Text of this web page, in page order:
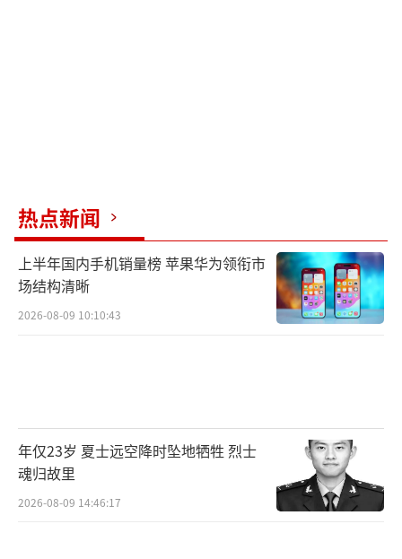
热点新闻
上半年国内手机销量榜 苹果华为领衔市
场结构清晰
2026-08-09 10:10:43
年仅23岁 夏士远空降时坠地牺牲 烈士
魂归故里
2026-08-09 14:46:17